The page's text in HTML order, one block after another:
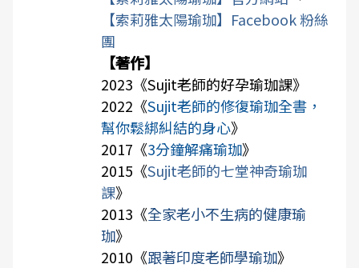
【索莉雅太陽瑜珈】Facebook 粉絲
團
【著作】
2023《Sujit老師的好孕瑜珈課》
2022《Sujit老師的修復瑜珈全書，
幫你鬆綁糾結的身心》
2017《3分鐘解痛瑜珈》
2015《Sujit老師的七堂神奇瑜珈
課》
2013《全家老小不生病的健康瑜
珈》
2010《跟著印度老師學瑜珈》